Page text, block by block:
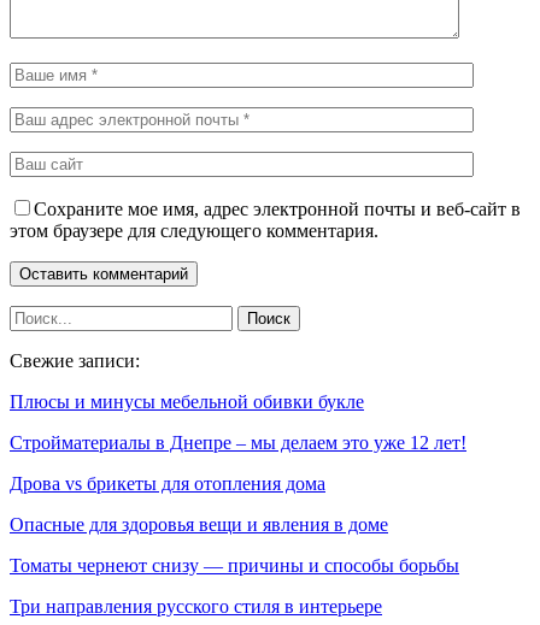
Сохраните мое имя, адрес электронной почты и веб-сайт в
этом браузере для следующего комментария.
Свежие записи:
Плюсы и минусы мебельной обивки букле
Стройматериалы в Днепре – мы делаем это уже 12 лет!
Дрова vs брикеты для отопления дома
Опасные для здоровья вещи и явления в доме
Томаты чернеют снизу — причины и способы борьбы
Три направления русского стиля в интерьере